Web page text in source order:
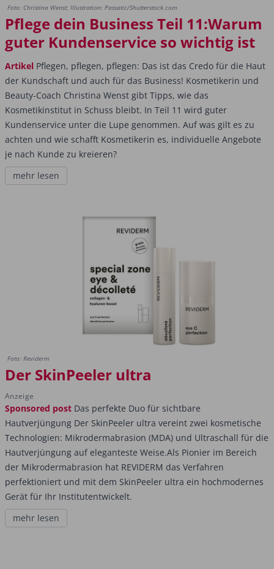
Foto: Christina Wenst; Illustration: Passatic/Shutterstock.com
Pflege dein Business Teil 11:Warum
guter Kundenservice so wichtig ist
Artikel Pflegen, pflegen, pflegen: Das ist das Credo für die Haut
der Kundschaft und auch für das Business! Kosmetikerin und
Beauty-Coach Christina Wenst gibt Tipps, wie das
Kosmetikinstitut in Schuss bleibt. In Teil 11 wird guter
Kundenservice unter die Lupe genommen. Auf was gilt es zu
achten und wie schafft Kosmetikerin es, individuelle Angebote
je nach Kunde zu kreieren?
mehr lesen
Foto: Reviderm
Der SkinPeeler ultra
Anzeige
Sponsored post Das perfekte Duo für sichtbare
Hautverjüngung Der SkinPeeler ultra vereint zwei kosmetische
Technologien: Mikrodermabrasion (MDA) und Ultraschall für die
Hautverjüngung auf eleganteste Weise.Als Pionier im Bereich
der Mikrodermabrasion hat REVIDERM das Verfahren
perfektioniert und mit dem SkinPeeler ultra ein hochmodernes
Gerät für Ihr Institutentwickelt.
mehr lesen